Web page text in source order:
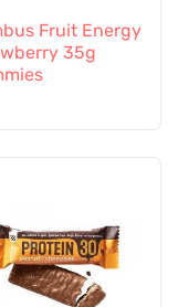
Fruit Energy
35g